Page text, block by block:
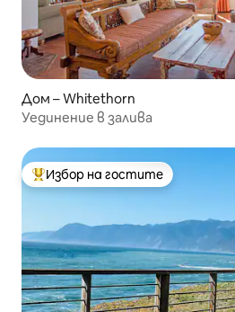
Дом – Whitethorn
Уединение в залива
Най-популярен избор на гостите
Избор на гостите